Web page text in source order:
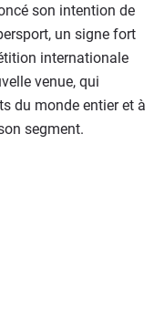
son intention de
un signe fort
internationale
venue, qui
du monde entier et à
segment.